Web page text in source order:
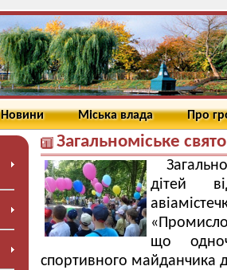
Новини Міська влада Про
Загальноміське
дітей
що
спортивного майданчика